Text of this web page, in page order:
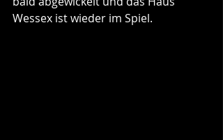
Wessex ist wieder im Spiel.